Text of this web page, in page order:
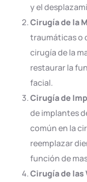
y el
Cirugía de la
traumáticas o
cirugía de la
restaurar la
facial.
Cirugía de
de implantes
común en la
reemplazar
función de
Cirugía de las